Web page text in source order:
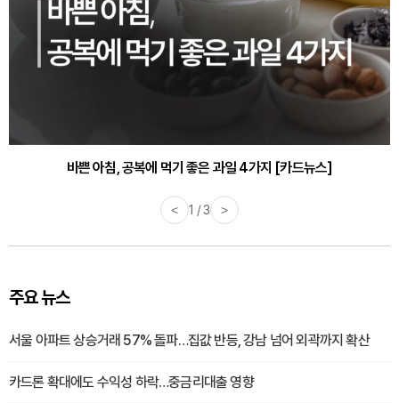
바쁜 아침, 공복에 먹기 좋은 과일 4가지 [카드뉴스]
< 1 / 3 >
주요 뉴스
서울 아파트 상승거래 57% 돌파…집값 반등, 강남 넘어 외곽까지 확산
카드론 확대에도 수익성 하락…중금리대출 영향